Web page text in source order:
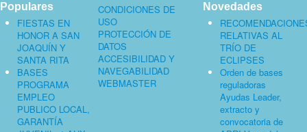
Populares
FIESTAS EN
HONOR A SAN
JOAQUÍN Y
SANTA RITA
BASES
PROGRAMA
EMPLEO
PUBLICO LOCAL,
GARANTÍA
CONDICIONES DE
USO
PROTECCIÓN DE
DATOS
ACCESIBILIDAD Y
NAVEGABILIDAD
WEBMASTER
Novedades
RELATIVAS AL
TRÍO DE
ECLIPSES
Orden de bases
reguladoras
Ayudas Leader,
extracto y
convocatoria de